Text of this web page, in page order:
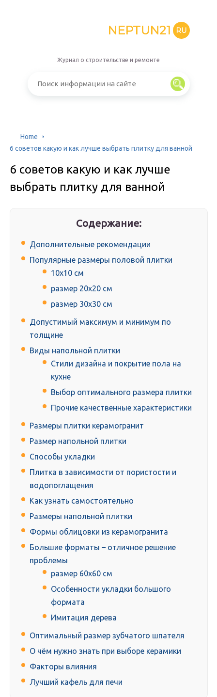
NEPTUN21 RU
Журнал о строительстве и ремонте
Home
6 советов какую и как лучше выбрать плитку для ванной
6 советов какую и как лучше
выбрать плитку для ванной
Содержание:
Дополнительные рекомендации
Популярные размеры половой плитки
10х10 см
размер 20х20 см
размер 30х30 см
Допустимый максимум и минимум по
толщине
Виды напольной плитки
Стили дизайна и покрытие пола на
кухне
Выбор оптимального размера плитки
Прочие качественные характеристики
Размеры плитки керамогранит
Размер напольной плитки
Способы укладки
Плитка в зависимости от пористости и
водопоглащения
Как узнать самостоятельно
Размеры напольной плитки
Формы облицовки из керамогранита
Большие форматы – отличное решение
проблемы
размер 60х60 см
Особенности укладки большого
формата
Имитация дерева
Оптимальный размер зубчатого шпателя
О чём нужно знать при выборе керамики
Факторы влияния
Лучший кафель для печи